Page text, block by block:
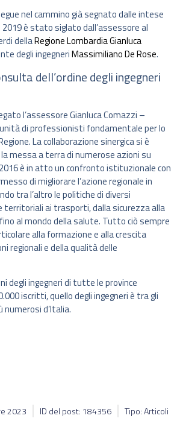
nel cammino già segnato dalle intese
è stato siglato dall’assessore al
dellaRegione LombardiaGianluca
degli ingegneriMassimiliano De Rose.
dell’ordine degli ingegneri
l’assessore Gianluca Comazzi –
di professionisti fondamentale per lo
La collaborazione sinergica si è
messa a terra di numerose azioni su
è in atto un confronto istituzionale con
di migliorare l’azione regionale in
tra l’altro le politiche di diversi
territoriali ai trasporti, dalla sicurezza alla
al mondo della salute. Tutto ciò sempre
alla formazione e alla crescita
regionali e della qualità delle
degli ingegneri di tutte le province
iscritti, quello degli ingegneri è tra gli
d’Italia.
2023 ID del post: 184356 Tipo: Articoli